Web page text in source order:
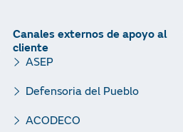
Canales externos de apoyo al
cliente
ASEP
Defensoria del Pueblo
ACODECO